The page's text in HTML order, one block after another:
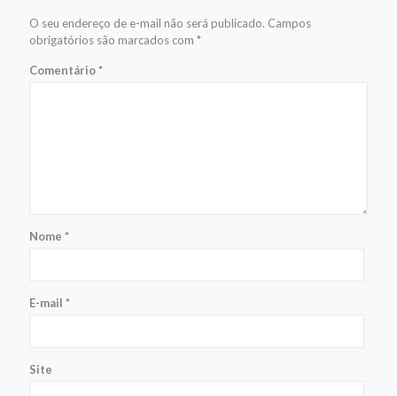
O seu endereço de e-mail não será publicado. Campos
obrigatórios são marcados com *
Comentário*
Nome *
E-mail *
Site